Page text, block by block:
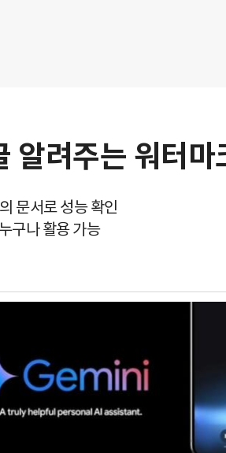
알려주는 워터
문서로 성능 확인
구나 활용 가능